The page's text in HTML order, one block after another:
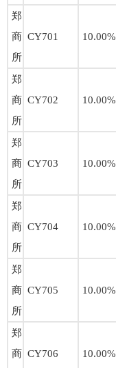
郑
商
所
CY701 10.00%
郑
商
所
CY702 10.00%
郑
商
所
CY703 10.00%
郑
商
所
CY704 10.00%
郑
商
所
CY705 10.00%
郑
商 CY706 10.00%